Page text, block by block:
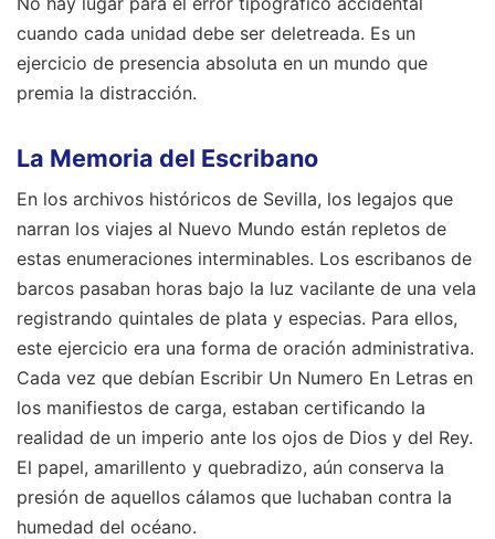
cuando cada unidad debe ser deletreada. Es un
ejercicio de presencia absoluta en un mundo que
premia la distracción.
La Memoria del Escribano
En los archivos históricos de Sevilla, los legajos que
narran los viajes al Nuevo Mundo están repletos de
estas enumeraciones interminables. Los escribanos de
barcos pasaban horas bajo la luz vacilante de una vela
registrando quintales de plata y especias. Para ellos,
este ejercicio era una forma de oración administrativa.
Cada vez que debían Escribir Un Numero En Letras en
los manifiestos de carga, estaban certificando la
realidad de un imperio ante los ojos de Dios y del Rey.
El papel, amarillento y quebradizo, aún conserva la
presión de aquellos cálamos que luchaban contra la
humedad del océano.